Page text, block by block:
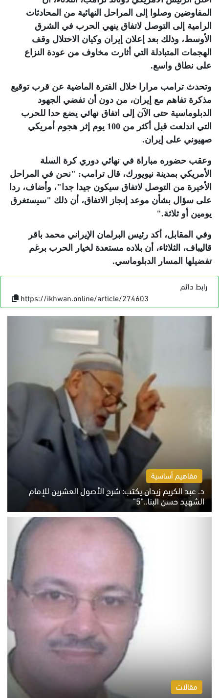
المفاوضين وصلوا إلى المراحل النهائية من المحادثات
الرامية إلى التوصل لاتفاق ينهي الحرب في الشرق
الأوسط، وذلك بعد إعلان إيران وكيان الاحتلال وقف
الهجمات المتبادلة التي أثارت مخاوف من عودة النزاع
على نطاق واسع.
وتحدث ترامب مرارا خلال الفترة الماضية عن قرب توقيع
مذكرة تفاهم مع إيران، من دون أن تفضي الجهود
الدبلوماسية حتى الآن إلى اتفاق نهائي يضع حدا للحرب
التي اندلعت قبل أكثر من 100 يوم إثر هجوم أمريكي
صهيوني على إيران.
وعقب حضوره مباراة في نهائي دوري كرة السلة
الأمريكي بمدينة نيويورك، قال ترامب: "نحن في المراحل
الأخيرة من التوصل لاتفاق سيكون جيدا جدا"، وأضاف، ردا
على سؤال بشأن موعد إنجاز الاتفاق، أن ذلك "سيستغرق
يومين أو ثلاثة".
وفي المقابل، أكد رئيس البرلمان الإيراني محمد باقر
قاليباف، الثلاثاء، أن بلاده مستعدة لخيار الحرب برغم
تفضيلها المسار الدبلوماسي.
رابط دائم
https://ikhwan.online/article/274603
مفاهيم أساسية
د. عبد الكريم زيدان يكتب: شرح الأصول العشرين للإمام
الشهيد حسن البنا.."5"
السبت 8 أغسطس 2026 10:46 ص
مقالات